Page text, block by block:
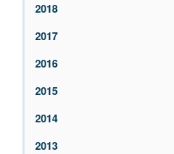
2018
2017
2016
2015
2014
2013